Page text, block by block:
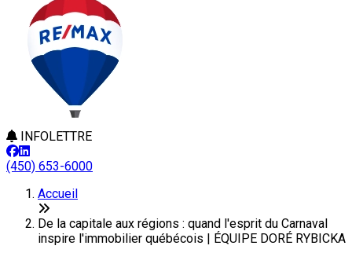
INFOLETTRE
(450) 653-6000
Accueil
De la capitale aux régions : quand l'esprit du Carnaval
inspire l'immobilier québécois | ÉQUIPE DORÉ RYBICKA